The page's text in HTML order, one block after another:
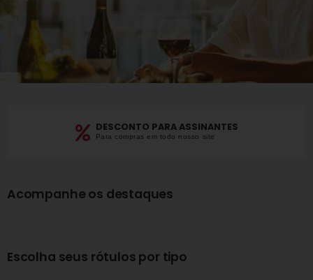
DESCONTO PARA ASSINANTES
Para compras em todo nosso site
Acompanhe os destaques
Escolha seus rótulos por tipo